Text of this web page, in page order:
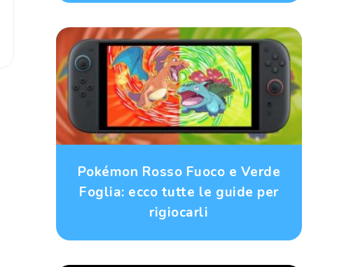
Pokémon Rosso Fuoco e Verde
Foglia: ecco tutte le guide per
rigiocarli